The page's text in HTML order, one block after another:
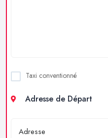
Taxi conventionné
Adresse de Départ